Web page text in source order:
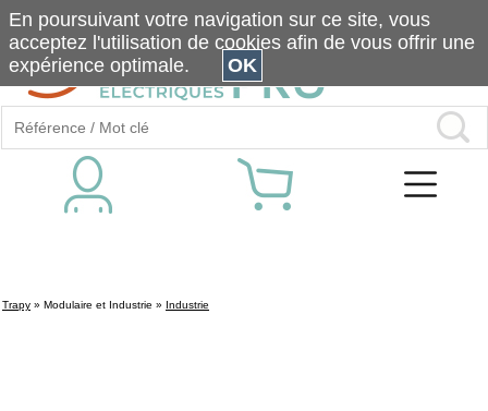
Trapy » Modulaire et Industrie » Industrie
En poursuivant votre navigation sur ce site, vous
acceptez l'utilisation de cookies afin de vous offrir une
expérience optimale.
OK